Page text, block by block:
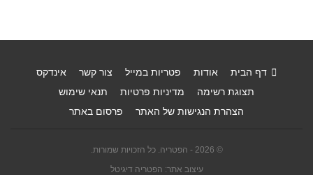
דף הבית אודות פטריות במייל צור קשר
אינדקס
תצוגת רשימה
מדיניות פרטיות
תנאי שימוש
הצהרת הנגישות של האתר
פרסום באתר
© 2026 - הפטריה. כל הזכויות שמורות.
עיצוב אתר: הפטריה דיגיטל